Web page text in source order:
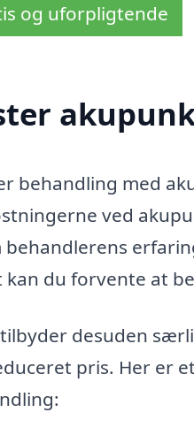
og uforpligtende
behandling med
ved
behandlerens
du forvente at
desuden
pris. Her er